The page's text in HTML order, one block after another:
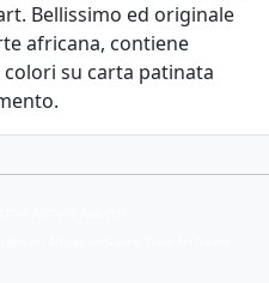
Bellissimo ed originale
africana, contiene
su carta patinata